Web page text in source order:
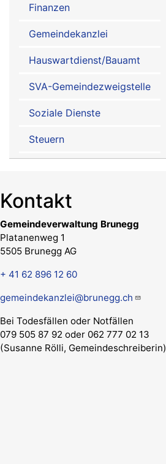
Finanzen
Gemeindekanzlei
Hauswartdienst/Bauamt
SVA-Gemeindezweigstelle
Soziale Dienste
Steuern
Kontakt
Gemeindeverwaltung Brunegg
Platanenweg 1
5505 Brunegg AG
+ 41 62 896 12 60
gemeindekanzlei@brunegg.ch
Bei Todesfällen oder Notfällen
079 505 87 92 oder 062 777 02 13
(Susanne Rölli, Gemeindeschreiberin)